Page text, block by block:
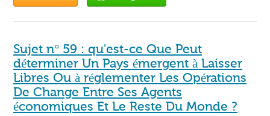
Sujet n° 59 : qu'est-ce Que Peut
déterminer Un Pays émergent à Laisser
Libres Ou à réglementer Les Opérations
De Change Entre Ses Agents
économiques Et Le Reste Du Monde ?